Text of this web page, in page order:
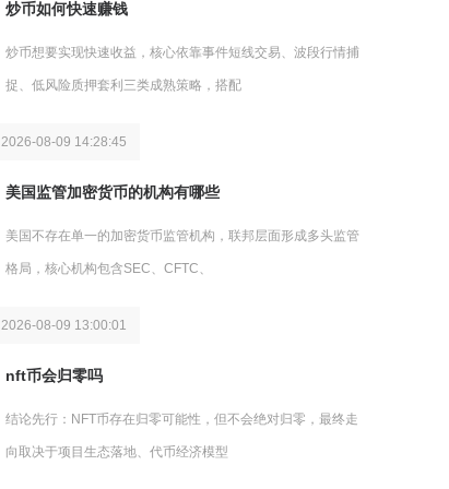
炒币如何快速赚钱
炒币想要实现快速收益，核心依靠事件短线交易、波段行情捕
捉、低风险质押套利三类成熟策略，搭配
2026-08-09 14:28:45
美国监管加密货币的机构有哪些
美国不存在单一的加密货币监管机构，联邦层面形成多头监管
格局，核心机构包含SEC、CFTC、
2026-08-09 13:00:01
nft币会归零吗
结论先行：NFT币存在归零可能性，但不会绝对归零，最终走
向取决于项目生态落地、代币经济模型